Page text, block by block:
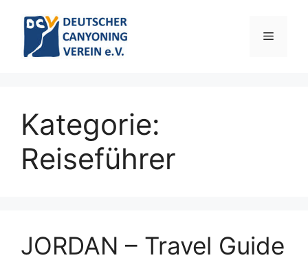
Inhalt
springen
Menü
Kategorie:
Reiseführer
JORDAN – Travel Guide